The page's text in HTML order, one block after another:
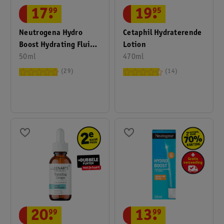
Neutrogena Hydro
Boost Hydrating Fluid
Met SPF50
50ml
17.
99
29
Cetaphil Hydraterende
Lotion
470ml
19.
95
14
20.
99 13.
99